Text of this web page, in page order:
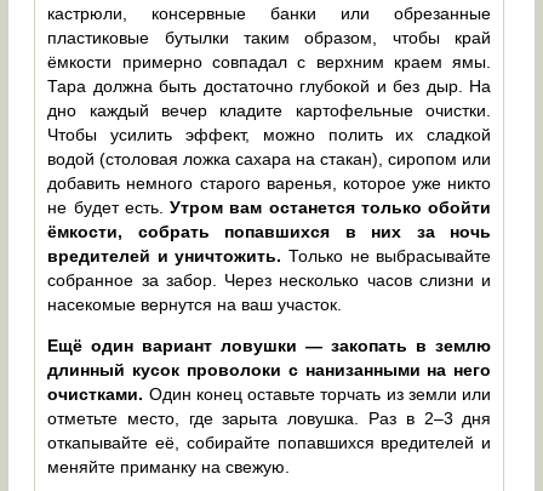
кастрюли, консервные банки или обрезанные
пластиковые бутылки таким образом, чтобы край
ёмкости примерно совпадал с верхним краем ямы.
Тара должна быть достаточно глубокой и без дыр. На
дно каждый вечер кладите картофельные очистки.
Чтобы усилить эффект, можно полить их сладкой
водой (столовая ложка сахара на стакан), сиропом или
добавить немного старого варенья, которое уже никто
не будет есть.Утром вам останется только обойти
ёмкости, собрать попавшихся в них за ночь
вредителей и уничтожить. Только не выбрасывайте
собранное за забор. Через несколько часов слизни и
насекомые вернутся на ваш участок.
Ещё один вариант ловушки — закопать в землю
длинный кусок проволоки с нанизанными на него
очистками. Один конец оставьте торчать из земли или
отметьте место, где зарыта ловушка. Раз в 2–3 дня
откапывайте её, собирайте попавшихся вредителей и
меняйте приманку на свежую.